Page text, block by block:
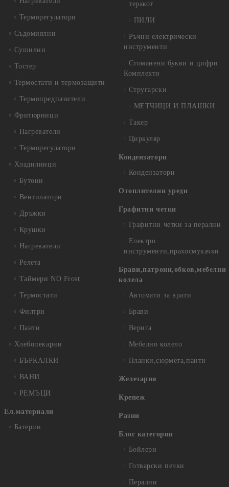
Терморегулатори
Съдомиялни
Сушилни
Тостер
Термостати и термозащити
Термопредпазители
Фритюрници
Нагреватели
Терморегулатори
Хладилници
Бутони
Вентилатори
Дръжки
Крушки
Нагреватели
Релета
Таймери NO Frost
Термостати
Филтри
Панти
Хлебопекарни
БЪРКАЛКИ
ВАНИ
РЕМЪЦИ
Ел.материали
Батерии
теракот
ПИЛИ
Ръчни електрически
инструменти
Стоманени букви и цифри
Комплекти
Стругарски
МЕТЧИЦИ И ПЛАШКИ
Такер
Циркуляр
Кондензатори
Кондензатори
Отоплителни уреди
Графитни четки
Графитни четки за перални
Електро
инструменти,прахосмукачки
Брави,патрони,обков,мебелни
колела
Автомати за врати
Брави
Верига
Мебелно колело
Планки,сюрмета,панти
Железария
Крепеж
Разни
Блог категории
Бойлери
Готварски печки
Перални